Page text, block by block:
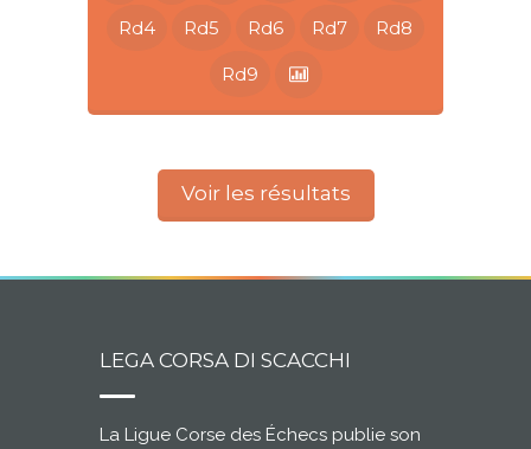
Rd4 Rd5 Rd6 Rd7 Rd8
Rd9
Voir les résultats
LEGA CORSA DI SCACCHI
La Ligue Corse des Échecs publie son